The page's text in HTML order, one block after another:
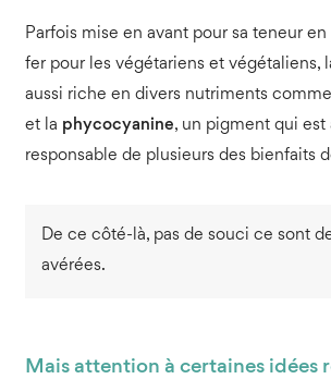
Parfois mise en avant pour sa teneur
fer pour les végétariens et végétaliens,
aussi riche en divers nutriments
et la phycocyanine, un pigment qui est
responsable de plusieurs des bienfaits
De ce côté-là, pas de souci ce sont
avérées.
Mais attention à certaines idées